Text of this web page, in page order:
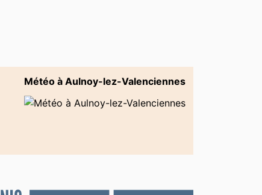
Météo à Aulnoy-lez-Valenciennes